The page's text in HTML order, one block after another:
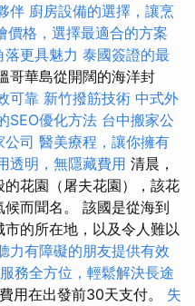
伴 廚房設備的選擇，讓烹
格，選擇最適合的方案
更具魅力 泰國簽證的最
哥華島從開闊的海洋封
可靠 新竹撥筋技術 中式外
SEO優化方法 台中搬家公
公司 醫美療程，讓你擁有
透明，無隱藏費用 清晨，
花園（屠夫花園），該花
而聞名。 該國是從海到
的所在地，以及令人難以
力有障礙的朋友提供有效
務全方位，輕鬆解決長途
用在出發前30天支付。 失